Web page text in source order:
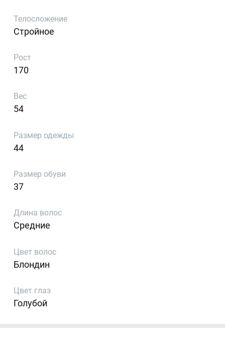
Телосложение
Стройное
Рост
170
Вес
54
Размер одежды
44
Размер обуви
37
Длина волос
Средние
Цвет волос
Блондин
Цвет глаз
Голубой